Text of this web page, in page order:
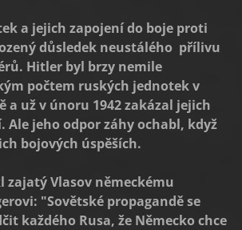
a jejich zapojení do boje proti
důsledek neustálého přílivu
Hitler byl brzy nemile
počtem ruských jednotek v
a už v únoru 1942 zakázal jejich
Ale jeho odpor záhy ochabl, když
bojových úspěších.
zajatý Vlasov německému
"Sovětské propagandě se
každého Rusa, že Německo chce